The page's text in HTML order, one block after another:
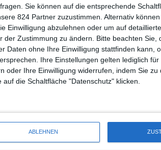
Sie können auf die entsprechende
824 Partner zuzustimmen. Alternativ
Einwilligung abzulehnen oder um auf
der Zustimmung zu ändern.
Bitte beachten Sie,
Daten ohne Ihre Einwilligung stattfinden kann,
Ihre Einstellungen gelten lediglich
oder Ihre Einwilligung widerrufen, indem Sie zu
die Schaltfläche "Datenschutz" klicken.
ABLEHNEN